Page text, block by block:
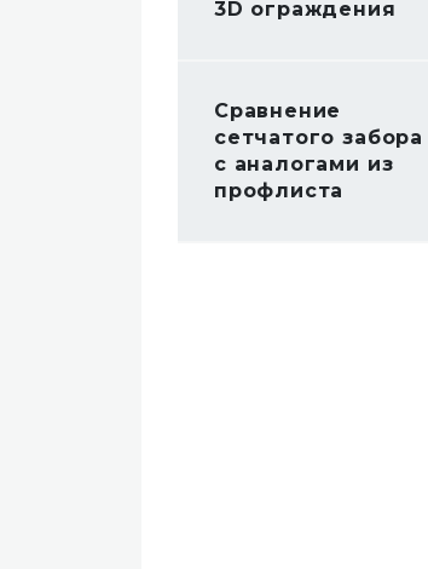
3D ограждения
Сравнение
сетчатого забора
с аналогами из
профлиста